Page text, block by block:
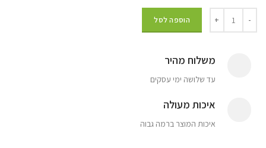
הוספה לסל
משלוח מהיר
עד שלושה ימי עסקים
איכות מעולה
איכות המוצר ברמה גבוה